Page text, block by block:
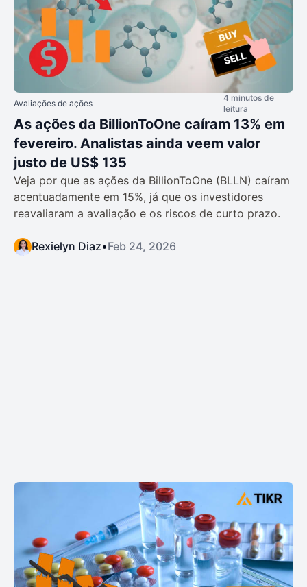
Avaliações de ações
4 minutos de
leitura
As ações da BillionToOne caíram 13% em
fevereiro. Analistas ainda veem valor
justo de US$ 135
Veja por que as ações da BillionToOne (BLLN) caíram
acentuadamente em 15%, já que os investidores
reavaliaram a avaliação e os riscos de curto prazo.
Rexielyn Diaz•Feb 24, 2026